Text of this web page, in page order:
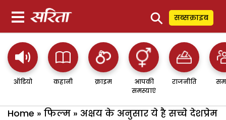
⚲ सब्सक्राइब
ऑडियो कहानी क्राइम
आपकी
समस्याएं
राजनीति
Home » फिल्म » अक्षय के अनुसार ये है सच्चे देशप्रेम